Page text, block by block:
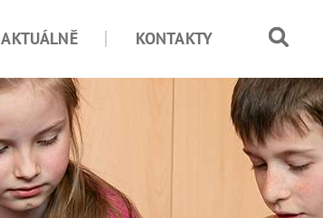
AKTUÁLNĚ KONTAKTY